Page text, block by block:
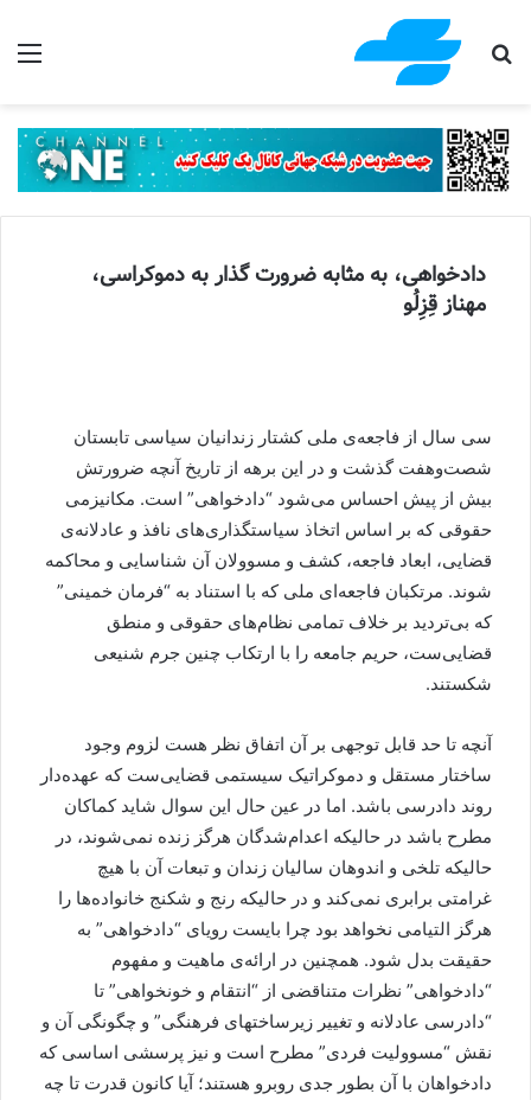
جستجو برای
دادخواهی، به مثابه ضرورت گذار به دموکراسی،
مهناز قِزِلُو
سی سال از فاجعه‌ی ملی کشتار زندانیان سیاسی تابستان
شصت‌وهفت گذشت و در این برهه از تاریخ آنچه ضرورتش
بیش از پیش احساس می‌شود “دادخواهی” است. مکانیزمی
حقوقی که بر اساس اتخاذ سیاستگذاری‌های نافذ و عادلانه‌ی
قضایی، ابعاد فاجعه، کشف و مسوولان آن شناسایی و محاکمه
شوند. مرتکبان فاجعه‌ای ملی که با استناد به “فرمان خمینی”
که بی‌تردید بر خلاف تمامی نظام‌های حقوقی و منطق
قضایی‌ست، حریم جامعه را با ارتکاب چنین جرم شنیعی
شکستند.
آنچه تا حد قابل توجهی بر آن اتفاق نظر هست لزوم وجود
ساختار مستقل و دموکراتیک سیستمی قضایی‌ست که عهده‌دار
روند دادرسی باشد. اما در عین حال این سوال شاید کماکان
مطرح باشد در حالیکه اعدام‌شدگان هرگز زنده نمی‌شوند، در
حالیکه تلخی و اندوهان سالیان زندان و تبعات آن با هیچ
غرامتی برابری نمی‌کند و در حالیکه رنج و شکنج خانواده‌ها را
هرگز التیامی نخواهد بود چرا بایست رویای “دادخواهی” به
حقیقت بدل شود. همچنین در ارائه‌ی ماهیت و مفهوم
“دادخواهی” نظرات متناقضی از “انتقام و خونخواهی” تا
“دادرسی عادلانه و تغییر زیرساختهای فرهنگی” و چگونگی آن و
نقش “مسوولیت فردی” مطرح است و نیز پرسشی اساسی که
دادخواهان با آن بطور جدی روبرو هستند؛ آیا کانون قدرت تا چه